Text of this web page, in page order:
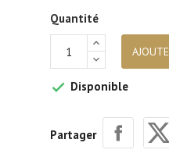
Quantité
 Disponible
Partager